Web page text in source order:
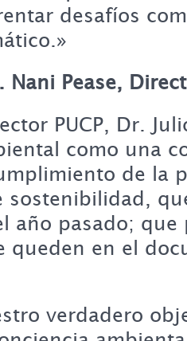
desafíos
Nani Pease,
PUCP, Dr.
como una
de la
sostenibilidad,
año pasado;
queden en el
verdadero